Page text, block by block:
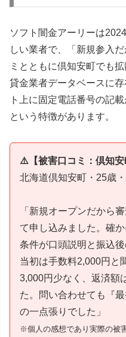
ソフト闇金アーリーは
しい業者で、「新規参入
ミとともに倶知安町でも
貸金業者データベースに
ト上に固定電話番号の記
という特徴があります。
⚠️【被害口コミ：倶知安
北海道倶知安町・25歳
「新規オープンだから
て申し込みました。確
条件が口頭説明と振込
当初は手数料2,000円と
3,000円少なく、返済額
た。問い合わせても『
の一点張りでした」
※個人の感想であり実際の被